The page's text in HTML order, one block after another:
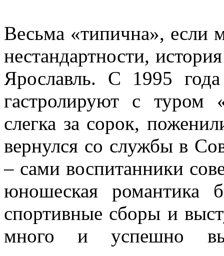
Весьма «типична», если
нестандартности,
Ярославль. С 1995
гастролируют с туром
слегка за сорок,
вернулся со службы в
– сами воспитанники
юношеская романтика
спортивные сборы и
много и успешно